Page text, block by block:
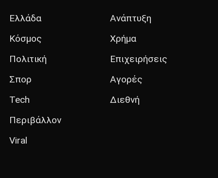
Ελλάδα
Κόσμος
Πολιτική
Σπορ
Tech
Περιβάλλον
Viral
Ανάπτυξη
Χρήμα
Επιχειρήσεις
Αγορές
Διεθνή